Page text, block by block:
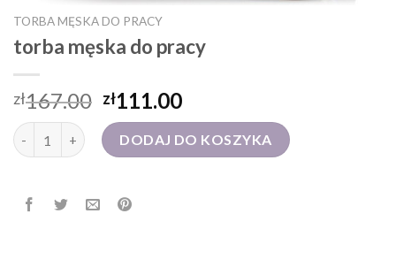
TORBA MĘSKA DO PRACY
torba męska do pracy
zł167.00 zł111.00
ilość torba męska do pracyDODAJ DO KOSZYKA